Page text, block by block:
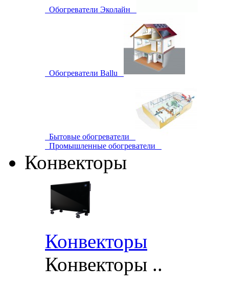
Обогреватели Эколайн
Обогреватели Ballu
Бытовые обогреватели
Промышленные обогреватели
Конвекторы
Конвекторы
Конвекторы ..